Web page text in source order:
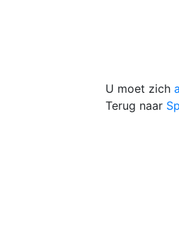
U moet zich
Terug naar